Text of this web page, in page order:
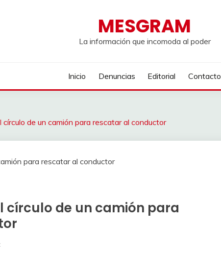
MESGRAM
La información que incomoda al poder
Inicio Denuncias Editorial Contacto
círculo de un camión para rescatar al conductor
círculo de un camión para